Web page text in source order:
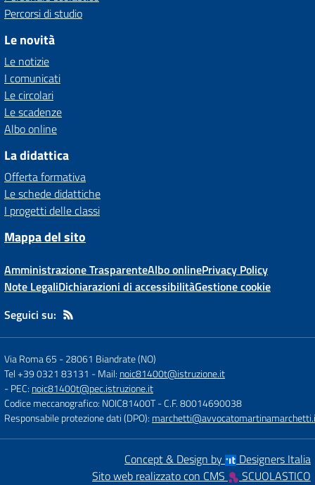
Percorsi di studio
Le novità
Le notizie
I comunicati
Le circolari
Le scadenze
Albo online
La didattica
Offerta formativa
Le schede didattiche
I progetti delle classi
Mappa del sito
Amministrazione TrasparenteAlbo onlinePrivacy Policy
Note LegaliDichiarazioni di accessibilitàGestione cookie
Seguici su:
Via Roma 65 -28061 Biandrate (NO)
Tel +39 0321 83131 - Mail: noic81400t@istruzione.it
- PEC: noic81400t@pec.istruzione.it
Codice meccanografico: NOIC81400T- C.F. 80014690038
Responsabile protezione dati (DPO):
Concept & Design by
Designers Italia
Sito web realizzato con CMS
SCUOLASTICO